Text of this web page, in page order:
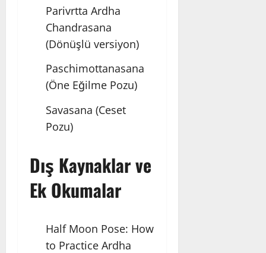
Parivrtta Ardha
Chandrasana
(Dönüşlü versiyon)
Paschimottanasana
(Öne Eğilme Pozu)
Savasana (Ceset
Pozu)
Dış Kaynaklar ve
Ek Okumalar
Half Moon Pose: How
to Practice Ardha